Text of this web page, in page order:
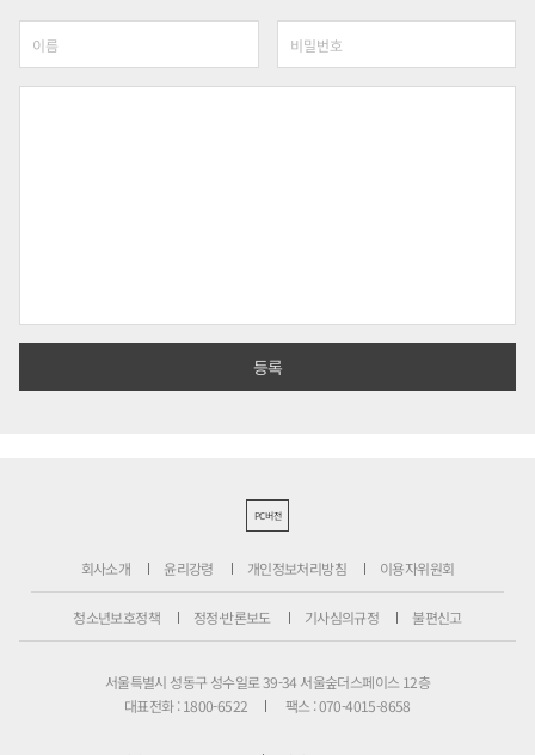
PC버전
회사소개 윤리강령 개인정보처리방침 이용자위원회
청소년보호정책 정정·반론보도 기사심의규정 불편신고
서울특별시 성동구 성수일로 39-34 서울숲더스페이스 12층
대표전화 : 1800-6522
팩스 : 070-4015-8658